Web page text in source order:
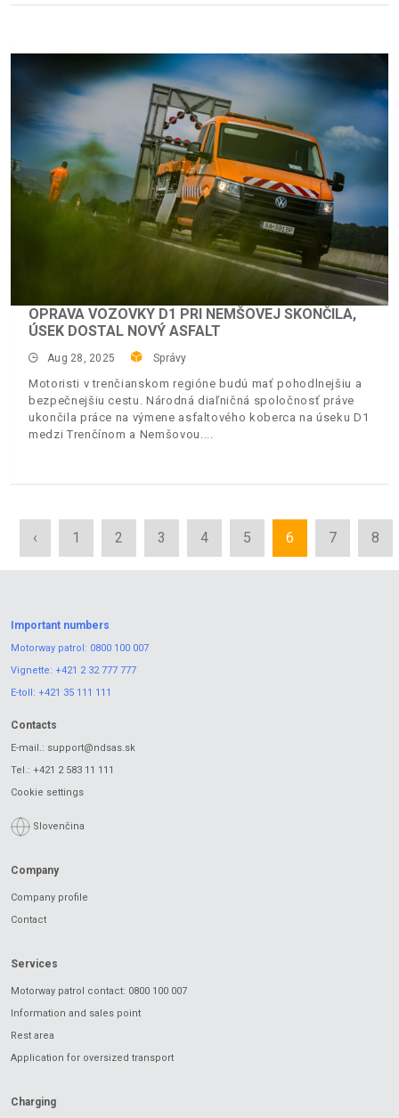
OPRAVA VOZOVKY D1 PRI NEMŠOVEJ SKONČILA,
ÚSEK DOSTAL NOVÝ ASFALT
Aug 28, 2025 Správy
Motoristi v trenčianskom regióne budú mať pohodlnejšiu a
bezpečnejšiu cestu. Národná diaľničná spoločnosť práve
ukončila práce na výmene asfaltového koberca na úseku D1
medzi Trenčínom a Nemšovou.
‹ 1 2 3 4 5 6 7 8
Important numbers
Motorway patrol: 0800 100 007
Vignette: +421 2 32 777 777
E-toll: +421 35 111 111
Contacts
E-mail.: support@ndsas.sk
Tel.: +421 2 583 11 111
Cookie settings
Slovenčina
Company
Company profile
Contact
Services
Motorway patrol contact: 0800 100 007
Information and sales point
Rest area
Application for oversized transport
Charging